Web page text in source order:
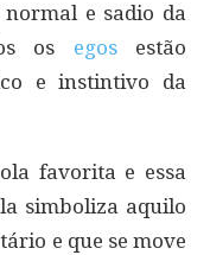
e sadio da
os egosestão
e instintivo da
favorita e essa
simboliza aquilo
e que se move